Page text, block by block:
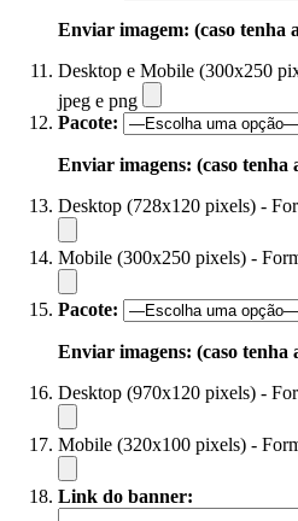
Enviar imagem: (caso tenha
Desktop e Mobile (300x250
jpeg e png
Pacote:
Enviar imagens: (caso tenha
Desktop (728x120 pixels) -
Mobile (300x250 pixels) -
Pacote:
Enviar imagens: (caso tenha
Desktop (970x120 pixels) -
Mobile (320x100 pixels) -
Link do banner: